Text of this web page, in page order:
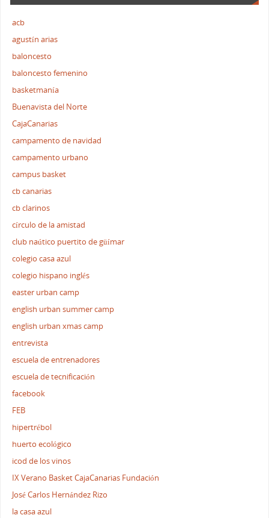
acb
agustín arias
baloncesto
baloncesto femenino
basketmanía
Buenavista del Norte
CajaCanarias
campamento de navidad
campamento urbano
campus basket
cb canarias
cb clarinos
círculo de la amistad
club naútico puertito de güímar
colegio casa azul
colegio hispano inglés
easter urban camp
english urban summer camp
english urban xmas camp
entrevista
escuela de entrenadores
escuela de tecnificación
facebook
FEB
hipertrébol
huerto ecológico
icod de los vinos
IX Verano Basket CajaCanarias Fundación
José Carlos Hernández Rizo
la casa azul